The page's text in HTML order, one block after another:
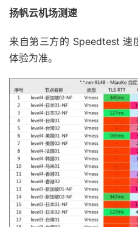
扬帆云机场测速
来自第三方的 Speedtest 速
体验为准。